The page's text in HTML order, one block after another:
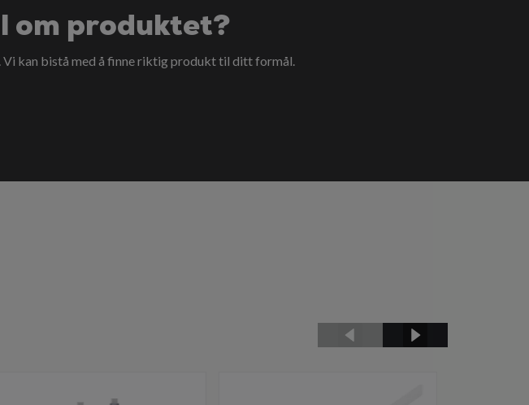
om produktet?
. Vi kan bistå med å finne riktig produkt til ditt formål.